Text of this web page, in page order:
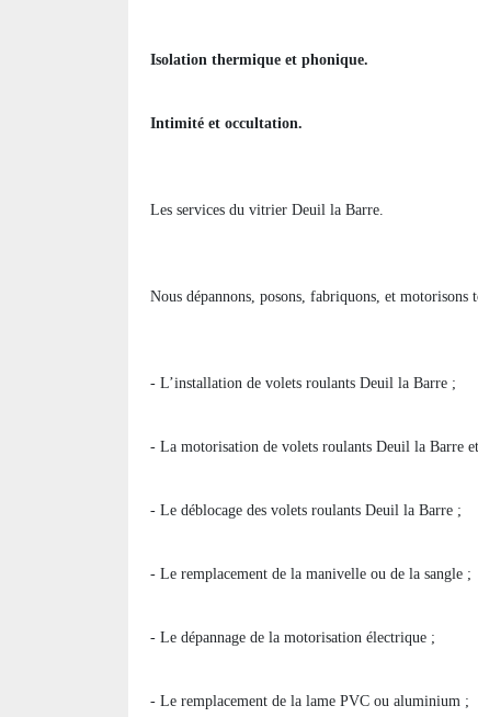
Isolation thermique et phonique.
Intimité et occultation.
Les services du vitrier Deuil la Barre.
Nous dépannons, posons, fabriquons, et
- L’installation de volets roulants Deuil la Barre ;
- La motorisation de volets roulants Deuil la Barre
- Le déblocage des volets roulants Deuil la Barre ;
- Le remplacement de la manivelle ou de la sangle ;
- Le dépannage de la motorisation électrique ;
- Le remplacement de la lame PVC ou aluminium ;